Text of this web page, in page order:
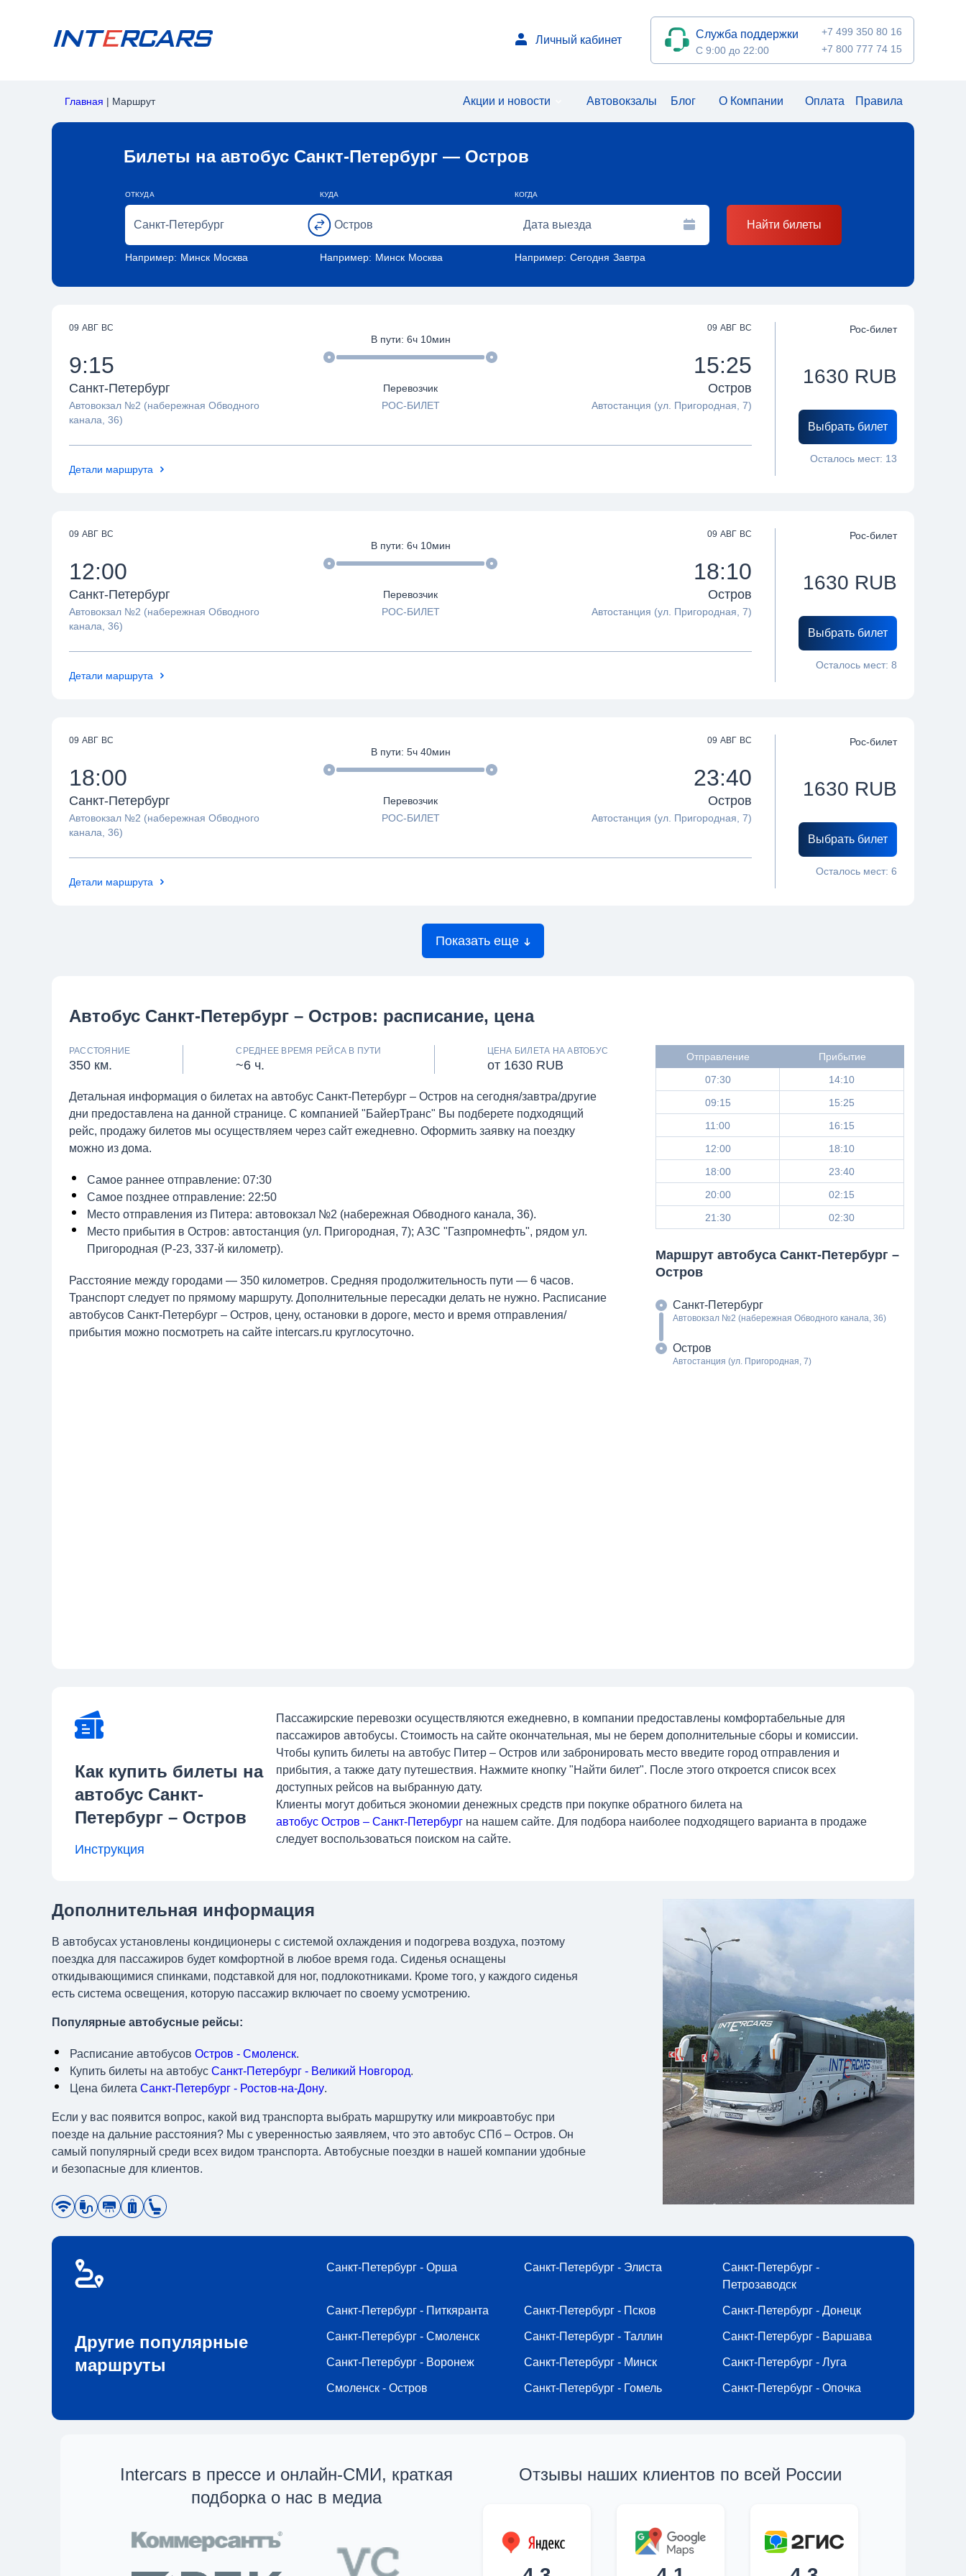
Личный кабинет Служба поддержки
С 9:00 до 22:00
+7 499 350 80 16
+7 800 777 74 15
Главная | Маршрут Акции и новости Автовокзалы Блог О Компании Оплата Правила
Билеты на автобус Санкт-Петербург — Остров
ОТКУДА
Например: Минск Москва
КУДА
Например: Минск Москва
КОГДА
Например: Сегодня Завтра
Найти билеты
09 АВГ ВС
9:15
В пути: 6ч 10мин
09 АВГ ВС
15:25
Санкт-Петербург
Автовокзал №2 (набережная Обводного
канала, 36)
Перевозчик
РОС-БИЛЕТ
Остров
Автостанция (ул. Пригородная, 7)
Детали маршрута
Рос-билет
1630 RUB
Выбрать билет
Осталось мест: 13
09 АВГ ВС
12:00
В пути: 6ч 10мин
09 АВГ ВС
18:10
Санкт-Петербург
Автовокзал №2 (набережная Обводного
канала, 36)
Перевозчик
РОС-БИЛЕТ
Остров
Автостанция (ул. Пригородная, 7)
Детали маршрута
Рос-билет
1630 RUB
Выбрать билет
Осталось мест: 8
09 АВГ ВС
18:00
В пути: 5ч 40мин
09 АВГ ВС
23:40
Санкт-Петербург
Автовокзал №2 (набережная Обводного
канала, 36)
Перевозчик
РОС-БИЛЕТ
Остров
Автостанция (ул. Пригородная, 7)
Детали маршрута
Рос-билет
1630 RUB
Выбрать билет
Осталось мест: 6
Показать еще
Автобус Санкт-Петербург – Остров: расписание, цена
РАССТОЯНИЕ
350 км.
СРЕДНЕЕ ВРЕМЯ РЕЙСА В ПУТИ
~6 ч.
ЦЕНА БИЛЕТА НА АВТОБУС
от 1630 RUB
Детальная информация о билетах на автобус Санкт-Петербург – Остров на сегодня/завтра/другие
дни предоставлена на данной странице. С компанией "БайерТранс" Вы подберете подходящий
рейс, продажу билетов мы осуществляем через сайт ежедневно. Оформить заявку на поездку
можно из дома.
Самое раннее отправление: 07:30
Самое позднее отправление: 22:50
Место отправления из Питера: автовокзал №2 (набережная Обводного канала, 36).
Место прибытия в Остров: автостанция (ул. Пригородная, 7); АЗС "Газпромнефть", рядом ул.
Пригородная (Р-23, 337-й километр).
Расстояние между городами — 350 километров. Средняя продолжительность пути — 6 часов.
Транспорт следует по прямому маршруту. Дополнительные пересадки делать не нужно. Расписание
автобусов Санкт-Петербург – Остров, цену, остановки в дороге, место и время отправления/
прибытия можно посмотреть на сайте intercars.ru круглосуточно.
Отправление
Прибытие
07:30
14:10
09:15
15:25
11:00
16:15
12:00
18:10
18:00
23:40
20:00
02:15
21:30
02:30
Маршрут автобуса Санкт-Петербург –
Остров
Санкт-Петербург
Автовокзал №2 (набережная Обводного канала, 36)
Остров
Автостанция (ул. Пригородная, 7)
Как купить билеты на
автобус Санкт-
Петербург – Остров
Инструкция
Пассажирские перевозки осуществляются ежедневно, в компании предоставлены комфортабельные для
пассажиров автобусы. Стоимость на сайте окончательная, мы не берем дополнительные сборы и комиссии.
Чтобы купить билеты на автобус Питер – Остров или забронировать место введите город отправления и
прибытия, а также дату путешествия. Нажмите кнопку "Найти билет". После этого откроется список всех
доступных рейсов на выбранную дату.
Клиенты могут добиться экономии денежных средств при покупке обратного билета на
автобус Остров – Санкт-Петербург на нашем сайте. Для подбора наиболее подходящего варианта в продаже
следует воспользоваться поиском на сайте.
Дополнительная информация
В автобусах установлены кондиционеры с системой охлаждения и подогрева воздуха, поэтому
поездка для пассажиров будет комфортной в любое время года. Сиденья оснащены
откидывающимися спинками, подставкой для ног, подлокотниками. Кроме того, у каждого сиденья
есть система освещения, которую пассажир включает по своему усмотрению.
Популярные автобусные рейсы:
Расписание автобусов Остров - Смоленск.
Купить билеты на автобус Санкт-Петербург - Великий Новгород.
Цена билета Санкт-Петербург - Ростов-на-Дону.
Если у вас появится вопрос, какой вид транспорта выбрать маршрутку или микроавтобус при
поезде на дальние расстояния? Мы с уверенностью заявляем, что это автобус СПб – Остров. Он
самый популярный среди всех видом транспорта. Автобусные поездки в нашей компании удобные
и безопасные для клиентов.
Другие популярные
маршруты
Санкт-Петербург - Орша Санкт-Петербург - Элиста
Санкт-Петербург -
Петрозаводск
Санкт-Петербург - Питкяранта Санкт-Петербург - Псков Санкт-Петербург - Донецк
Санкт-Петербург - Смоленск Санкт-Петербург - Таллин Санкт-Петербург - Варшава
Санкт-Петербург - Воронеж Санкт-Петербург - Минск Санкт-Петербург - Луга
Смоленск - Остров Санкт-Петербург - Гомель Санкт-Петербург - Опочка
Intercars в прессе и онлайн-СМИ, краткая
подборка о нас в медиа
Отзывы наших клиентов по всей России